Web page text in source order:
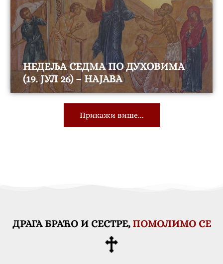
НЕДЕЉА СЕДМА ПО ДУХОВИМА
(19. ЈУЛ 26) – НАЈАВА
Прикажи више...
ДРАГА БРАЋО И СЕСТРЕ, ПОМОЛИМО СЕ